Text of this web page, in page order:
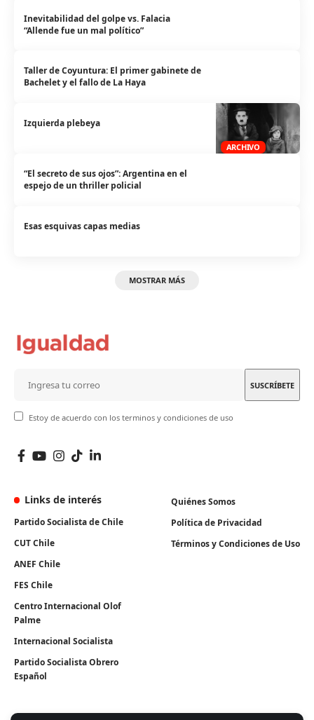
Inevitabilidad del golpe vs. Falacia
“Allende fue un mal político”
Taller de Coyuntura: El primer gabinete de
Bachelet y el fallo de La Haya
ARCHIVO
Izquierda plebeya
“El secreto de sus ojos”: Argentina en el
espejo de un thriller policial
Esas esquivas capas medias
MOSTRAR MÁS
Estoy de acuerdo con los terminos y condiciones de uso
Links de interés
Partido Socialista de Chile
CUT Chile
ANEF Chile
FES Chile
Centro Internacional Olof
Palme
Internacional Socialista
Partido Socialista Obrero
Español
Quiénes Somos
Política de Privacidad
Términos y Condiciones de Uso